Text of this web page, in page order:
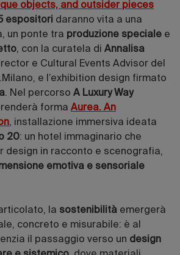
objects, and outsider pieces
espositori daranno vita a una
un ponte tra produzione speciale e
, con la curatela di Annalisa
e Cultural Events Advisor del
e l’exhibition design firmato
. Nel percorso A Luxury Way
forma Aurea. An
, installazione immersiva ideata
20: un hotel immaginario che
design in racconto e scenografia,
emotiva e sensoriale
la sostenibilità emergerà
concreto e misurabile: è al
il passaggio verso un design